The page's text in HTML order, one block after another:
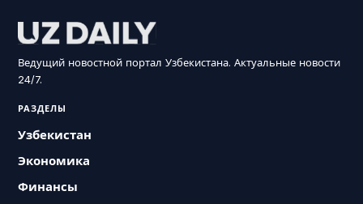
Ведущий новостной портал Узбекистана. Актуальные новости
24/7.
РАЗДЕЛЫ
Узбекистан
Экономика
Финансы